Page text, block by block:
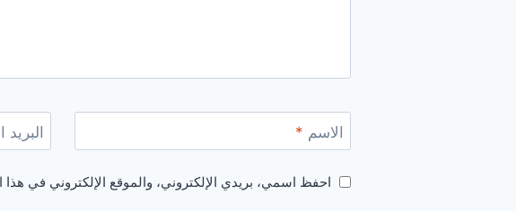
الاسم * البريد
احفظ اسمي، بريدي الإلكتروني، والموقع الإلكتروني في